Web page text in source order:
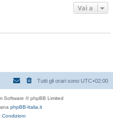
Vai a
Tutti gli orari sono UTC+02:00
Software © phpBB Limited
phpBB-Italia.it
Condizioni